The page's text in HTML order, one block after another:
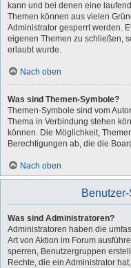
kann und bei denen eine
Themen können aus vielen
Administrator gesperrt werden.
eigenen Themen zu schließen,
erlaubt wurde.
Nach oben
Was sind Themen-Symbole?
Themen-Symbole sind vom
Thema in Verbindung stehen
können. Die Möglichkeit,
Berechtigungen ab, die die
Nach oben
Was sind Administratoren?
Administratoren haben die
Art von Aktion im Forum
sperren, Benutzergruppen
Rechte, die ein Administrator